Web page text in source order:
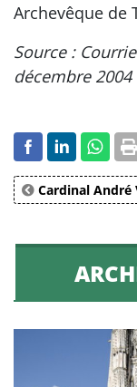
Archevêque de
Source :
décembre 2004
Cardinal André